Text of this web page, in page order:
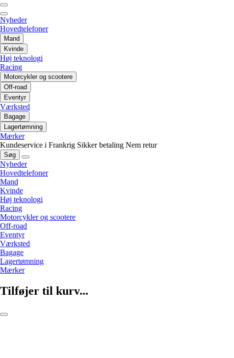
Nyheder
Hovedtelefoner
Mand
Kvinde
Høj teknologi
Racing
Motorcykler og scootere
Off-road
Eventyr
Værksted
Bagage
Lagertømning
Mærker
Kundeservice i Frankrig Sikker betaling Nem retur
Søg
Nyheder
Hovedtelefoner
Mand
Kvinde
Høj teknologi
Racing
Motorcykler og scootere
Off-road
Eventyr
Værksted
Bagage
Lagertømning
Mærker
Tilføjer til kurv...